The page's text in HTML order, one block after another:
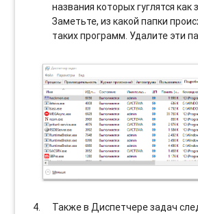
названия которых гуглятся как
Заметьте, из какой папки
таких программ. Удалите эти
Также в Диспетчере задач